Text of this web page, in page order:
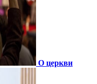
О церкви